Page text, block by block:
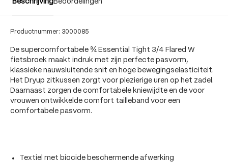
BeschrijvingBeoordelingen
Productnummer: 3000085
De supercomfortabele ¾ Essential Tight 3/4 Flared W
fietsbroek maakt indruk met zijn perfecte pasvorm,
klassieke nauwsluitende snit en hoge bewegingselasticiteit.
Het Dryup zitkussen zorgt voor plezierige uren op het zadel.
Daarnaast zorgen de comfortabele kniewijdte en de voor
vrouwen ontwikkelde comfort tailleband voor een
comfortabele pasvorm.
Textiel met biocide beschermende afwerking